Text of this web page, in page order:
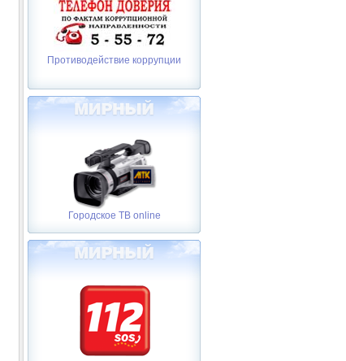
Противодействие коррупции
Городское ТВ online